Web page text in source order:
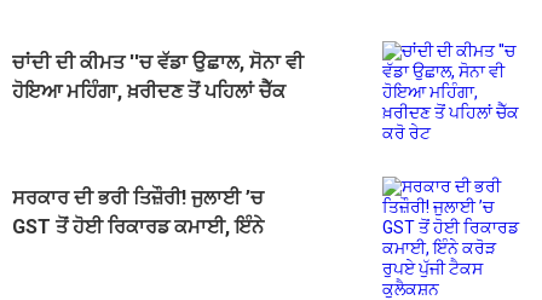
ਚਾਂਦੀ ਦੀ ਕੀਮਤ ''ਚ ਵੱਡਾ ਉਛਾਲ, ਸੋਨਾ ਵੀ
ਹੋਇਆ ਮਹਿੰਗਾ, ਖ਼ਰੀਦਣ ਤੋਂ ਪਹਿਲਾਂ ਚੈੱਕ
ਸਰਕਾਰ ਦੀ ਭਰੀ ਤਿਜ਼ੌਰੀ! ਜੁਲਾਈ ’ਚ
GST ਤੋਂ ਹੋਈ ਰਿਕਾਰਡ ਕਮਾਈ, ਇੰਨੇ